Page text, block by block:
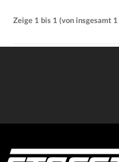
Zeige 1 bis 1 (von insgesamt 1